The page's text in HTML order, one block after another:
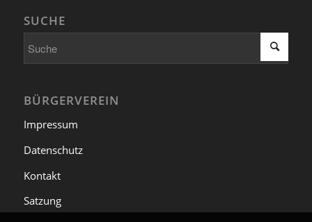
SUCHE
BÜRGERVEREIN
Impressum
Datenschutz
Kontakt
Satzung